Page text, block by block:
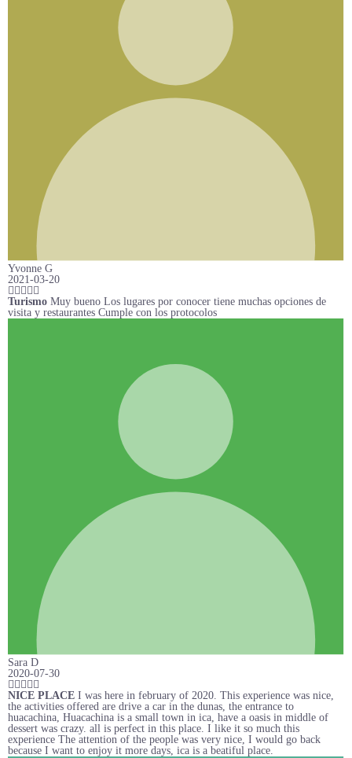
Yvonne G
2021-03-20
Turismo Muy bueno Los lugares por conocer tiene muchas opciones de
visita y restaurantes Cumple con los protocolos
Sara D
2020-07-30
NICE PLACE I was here in february of 2020. This experience was nice,
the activities offered are drive a car in the dunas, the entrance to
huacachina, Huacachina is a small town in ica, have a oasis in middle of
dessert was crazy. all is perfect in this place. I like it so much this
experience The attention of the people was very nice, I would go back
because I want to enjoy it more days, ica is a beatiful place.